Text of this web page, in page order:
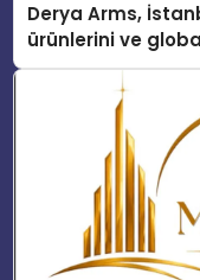
Derya Arms,
ürünlerini ve